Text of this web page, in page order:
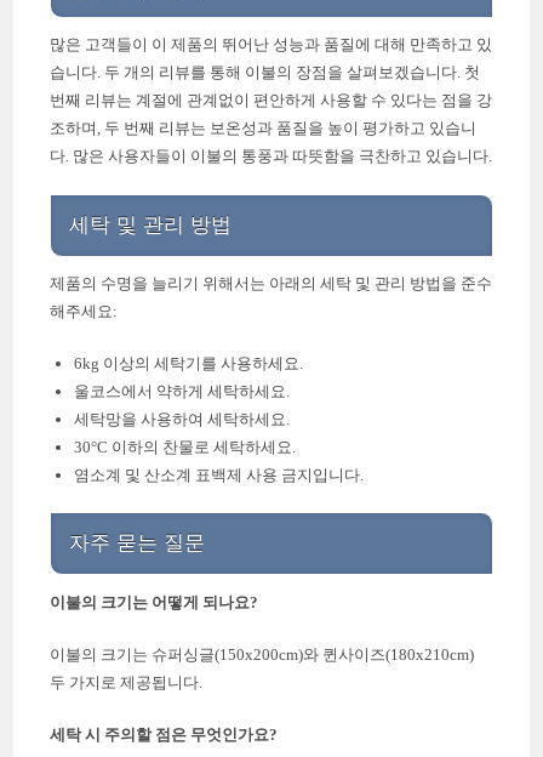
많은 고객들이 이 제품의 뛰어난 성능과 품질에 대해 만족하고 있
습니다. 두 개의 리뷰를 통해 이불의 장점을 살펴보겠습니다. 첫
번째 리뷰는 계절에 관계없이 편안하게 사용할 수 있다는 점을 강
조하며, 두 번째 리뷰는 보온성과 품질을 높이 평가하고 있습니
다. 많은 사용자들이 이불의 통풍과 따뜻함을 극찬하고 있습니다.
세탁 및 관리 방법
제품의 수명을 늘리기 위해서는 아래의 세탁 및 관리 방법을 준수
해주세요:
6kg 이상의 세탁기를 사용하세요.
울코스에서 약하게 세탁하세요.
세탁망을 사용하여 세탁하세요.
30°C 이하의 찬물로 세탁하세요.
염소계 및 산소계 표백제 사용 금지입니다.
자주 묻는 질문
이불의 크기는 어떻게 되나요?
이불의 크기는 슈퍼싱글(150x200cm)와 퀸사이즈(180x210cm)
두 가지로 제공됩니다.
세탁 시 주의할 점은 무엇인가요?